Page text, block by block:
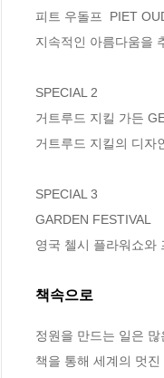
피트 우돌프  PIET
지속적인 아름다움을
SPECIAL 2
거트루드 지킬 가든
거트루드 지킬의 디자
SPECIAL 3
GARDEN FESTIVAL
영국 첼시 플라워쇼와
책속으로
정원을 만드는 일은
책을 통해 세계의 멋